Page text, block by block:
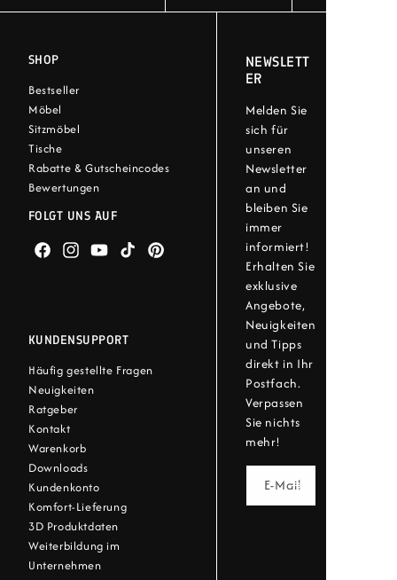
SHOP
Bestseller
Möbel
Sitzmöbel
Tische
Rabatte & Gutscheincodes
Bewertungen
FOLGT UNS AUF
FacebookInstagramYouTubeTikTok Pinterest
KUNDENSUPPORT
Häufig gestellte Fragen
Neuigkeiten
Ratgeber
Kontakt
Warenkorb
Downloads
Kundenkonto
Komfort-Lieferung
3D Produktdaten
Weiterbildung im
Unternehmen
NEWSLETT
ER
Melden Sie
sich für
unseren
Newsletter
an und
bleiben Sie
immer
informiert!
Erhalten Sie
exklusive
Angebote,
Neuigkeiten
und Tipps
direkt in Ihr
Postfach.
Verpassen
Sie nichts
mehr!
E-Mail